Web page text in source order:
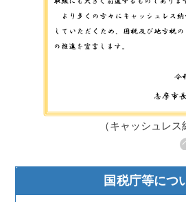
（キャッシュレス
国税庁等につ